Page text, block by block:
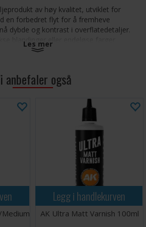
av høy kvalitet, utviklet for
en forbedret flyt for å fremheve
dybde og kontrast i overflatedetaljer.
blandinger eller endeløse farger.
og passer perfekt til modeller som
Les mer
anbefaler også
Legg i handlekurven
AK Ultra Matt Varnish 100ml